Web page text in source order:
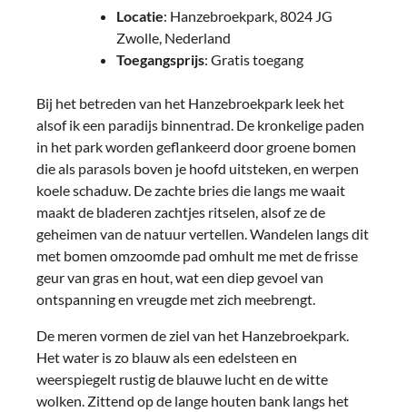
Locatie: Hanzebroekpark, 8024 JG
Zwolle, Nederland
Toegangsprijs: Gratis toegang
Bij het betreden van het Hanzebroekpark leek het
alsof ik een paradijs binnentrad. De kronkelige paden
in het park worden geflankeerd door groene bomen
die als parasols boven je hoofd uitsteken, en werpen
koele schaduw. De zachte bries die langs me waait
maakt de bladeren zachtjes ritselen, alsof ze de
geheimen van de natuur vertellen. Wandelen langs dit
met bomen omzoomde pad omhult me met de frisse
geur van gras en hout, wat een diep gevoel van
ontspanning en vreugde met zich meebrengt.
De meren vormen de ziel van het Hanzebroekpark.
Het water is zo blauw als een edelsteen en
weerspiegelt rustig de blauwe lucht en de witte
wolken. Zittend op de lange houten bank langs het